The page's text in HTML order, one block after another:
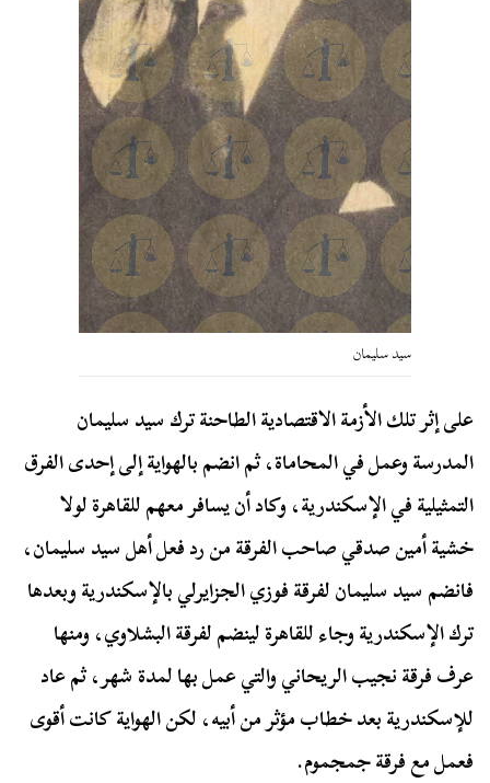
سيد سليمان
على إثر تلك الأزمة الاقتصادية الطاحنة ترك سيد سليمان
المدرسة وعمل في المحاماة، ثم انضم بالهواية إلى إحدى الفرق
التمثيلية في الإسكندرية، وكاد أن يسافر معهم للقاهرة لولا
خشية أمين صدقي صاحب الفرقة من رد فعل أهل سيد سليمان،
فانضم سيد سليمان لفرقة فوزي الجزايرلي بالإسكندرية وبعدها
ترك الإسكندرية وجاء للقاهرة لينضم لفرقة البشلاوي، ومنها
عرف فرقة نجيب الريحاني والتي عمل بها لمدة شهر، ثم عاد
للإسكندرية بعد خطاب مؤثر من أبيه، لكن الهواية كانت أقوى
فعمل مع فرقة جمجموم.